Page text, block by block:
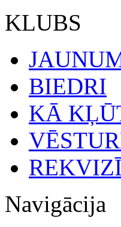
KLUBS
BIEDRI
KĀ
Navigācija